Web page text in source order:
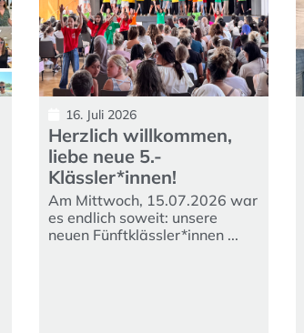
16. Juli 2026
Herzlich willkommen,
liebe neue 5.-
Klässler*innen!
Am Mittwoch, 15.07.2026 war
es endlich soweit: unsere
neuen Fünftklässler*innen ...